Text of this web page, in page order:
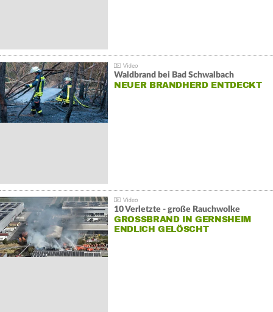
Waldbrand bei Bad Schwalbach
NEUER BRANDHERD ENTDECKT
10 Verletzte - große Rauchwolke
GROSSBRAND IN GERNSHEIM E
NDLICH GELÖSCHT